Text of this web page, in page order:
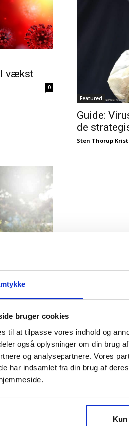
bruger cookies
til at tilpasse vores indhold og
også oplysninger om din brug
og analysepartnere. Vores
har indsamlet fra din brug af
Kun
vækst
0
Featured
Guide:
de
Sten Thorup
min fem
0
GRATIS E-BOG